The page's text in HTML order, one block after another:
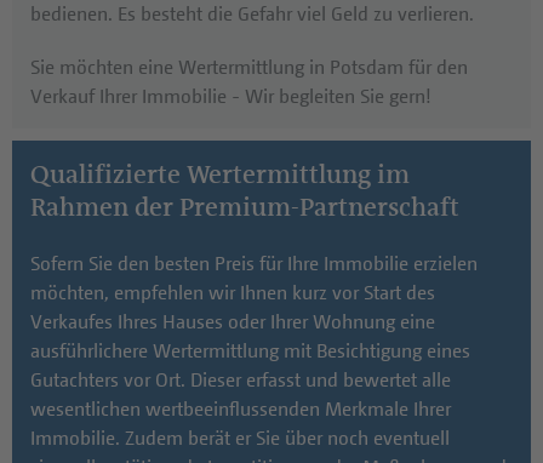
bedienen. Es besteht die Gefahr viel Geld zu verlieren.
Sie möchten eine Wertermittlung in Potsdam für den
Verkauf Ihrer Immobilie - Wir begleiten Sie gern!
Qualifizierte Wertermittlung im
Rahmen der Premium-Partnerschaft
Sofern Sie den besten Preis für Ihre Immobilie erzielen
möchten, empfehlen wir Ihnen kurz vor Start des
Verkaufes Ihres Hauses oder Ihrer Wohnung eine
ausführlichere Wertermittlung mit Besichtigung eines
Gutachters vor Ort. Dieser erfasst und bewertet alle
wesentlichen wertbeeinflussenden Merkmale Ihrer
Immobilie. Zudem berät er Sie über noch eventuell